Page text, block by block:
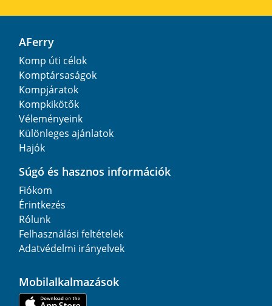
AFerry
Komp úti célok
Komptársaságok
Kompjáratok
Kompkikötők
Véleményeink
Különleges ajánlatok
Hajók
Súgó és hasznos információk
Fiókom
Érintkezés
Rólunk
Felhasználási feltételek
Adatvédelmi irányelvek
Mobilalkalmazások